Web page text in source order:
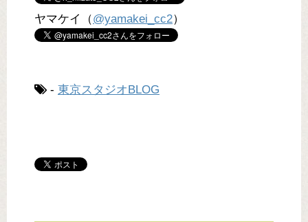
ヤマケイ（@yamakei_cc2）
- 東京スタジオBLOG